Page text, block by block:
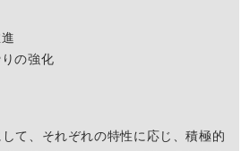
の強化
て、それぞれの特性に応じ、積極的